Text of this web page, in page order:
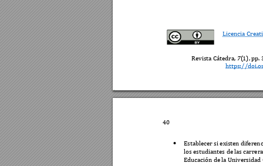
Licencia
Revista Cátedra, 7(1), pp.
https://
40
 Establecer si existen
los estudiantes de las
Educación de la Universidad